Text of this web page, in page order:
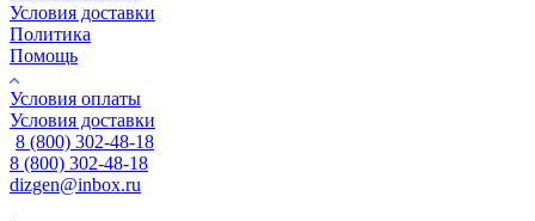
Условия доставки
Политика
Помощь
Условия оплаты
Условия доставки
8 (800) 302-48-18
8 (800) 302-48-18
dizgen@inbox.ru